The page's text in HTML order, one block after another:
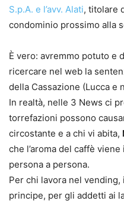
S.p.A. e l’avv. Alati, titolare
condominio prossimo alla
È vero: avremmo potuto e
ricercare nel web la
della Cassazione (Lucca e
In realtà, nelle 3 News ci
torrefazioni possono
circostante e a chi vi abita,
che l’aroma del caffè
persona a persona.
Per chi lavora nel
principe, per gli addetti ai